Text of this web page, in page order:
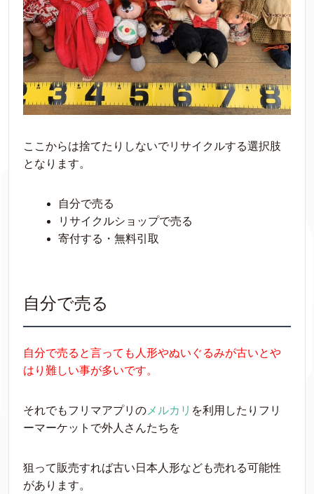
ここからは捨てたりしないでリサイクルする選択肢
となります。
自分で売る
リサイクルショップで売る
寄付する・無料引取
自分で売る
自分で売ると言っても人形やぬいぐるみが古いとや
はり難しい事が多いです。
それでもフリマアプリの メルカリ を利用したりフリ
ーマーケットで外人さんたちを
狙って販売すれば古い日本人形なども売れる可能性
があります。